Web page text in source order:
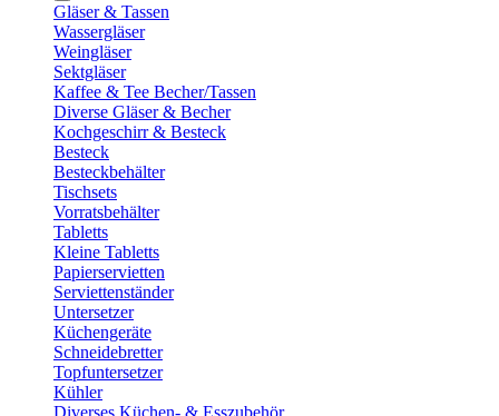
Gläser & Tassen
Wassergläser
Weingläser
Sektgläser
Kaffee & Tee Becher/Tassen
Diverse Gläser & Becher
Kochgeschirr & Besteck
Besteck
Besteckbehälter
Tischsets
Vorratsbehälter
Tabletts
Kleine Tabletts
Papierservietten
Serviettenständer
Untersetzer
Küchengeräte
Schneidebretter
Topfuntersetzer
Kühler
Diverses Küchen- & Esszubehör